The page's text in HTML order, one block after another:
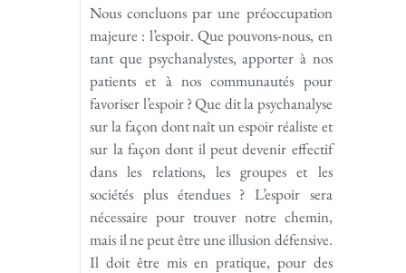
Nous concluons par une préoccupation
majeure : l’espoir. Que pouvons-nous, en
tant que psychanalystes, apporter à nos
patients et à nos communautés pour
favoriser l’espoir ? Que dit la psychanalyse
sur la façon dont naît un espoir réaliste et
sur la façon dont il peut devenir effectif
dans les relations, les groupes et les
sociétés plus étendues ? L’espoir sera
nécessaire pour trouver notre chemin,
mais il ne peut être une illusion défensive.
Il doit être mis en pratique, pour des